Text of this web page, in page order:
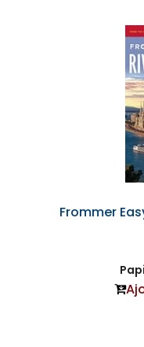
Frommer